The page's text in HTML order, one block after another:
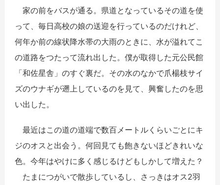
家の前をバスが通る。県道となっているその道を使
って、毎日高校の娘の送迎を行っているのだけれど、
何年か前の線状降水帯の大雨のときに、水が溢れてこ
の道路をつたって流れ出した。僕が取得した元公民館
「和佐星舎」のすぐ裏だ。その水のなかで爪楊枝サイ
ズのウナギが遡上しているのを見て、興奮したのを思
い出した。
最近はこの道の道端で数百メートルくらいごとにキ
ジのオスと出会う。何回見ても飽きないほどきれいな
色。今年はやけに多く感じるけどもしかして増えた？
たまにつがいで散歩しているし、さっきはオス2羽